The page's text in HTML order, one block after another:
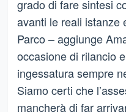
grado di fare sintesi
avanti le reali istanze
Parco – aggiunge
occasione di rilancio
ingessatura sempre
Siamo certi che
mancherà di far